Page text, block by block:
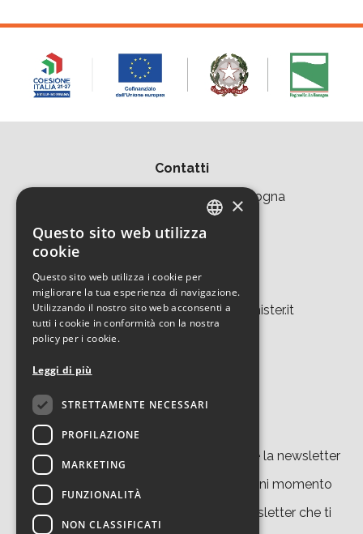
Contatti
Area della Ricerca CNR di Bologna
Via Piero Gobetti 101
Tel. +39 051 639 8457
tecnopolo.bo.cnr@laboratoriomister.it
Iscriviti alla newsletter
Cliccando su “
” accetti di ricevere la newsletter
del nostro sito. Potrai disiscriverti in ogni momento
grazie al link presente in ciascuna newsletter che ti
×
Questo sito web utilizza
cookie
Questo sito web utilizza i cookie per
migliorare la tua esperienza di navigazione.
Utilizzando il nostro sito web acconsenti a
tutti i cookie in conformità con la nostra
policy per i cookie.
Leggi di più
STRETTAMENTE NECESSARI
PROFILAZIONE
MARKETING
FUNZIONALITÀ
NON CLASSIFICATI